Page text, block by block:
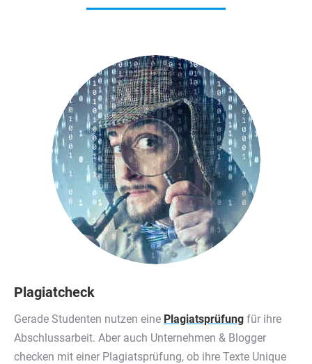
Plagiatcheck
Gerade Studenten nutzen eine Plagiatsprüfung für ihre
Abschlussarbeit. Aber auch Unternehmen & Blogger
checken mit einer Plagiatsprüfung, ob ihre Texte Unique